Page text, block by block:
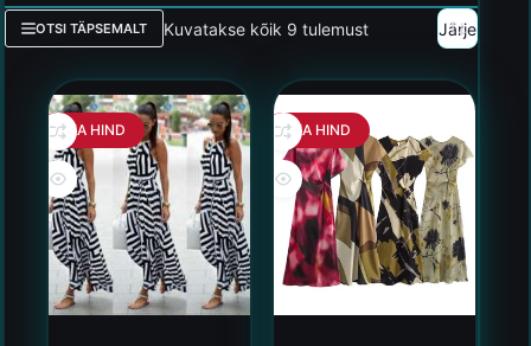
OTSI TÄPSEMALT Kuvatakse kõik 9 tulemust
HEA HIND HEA HIND